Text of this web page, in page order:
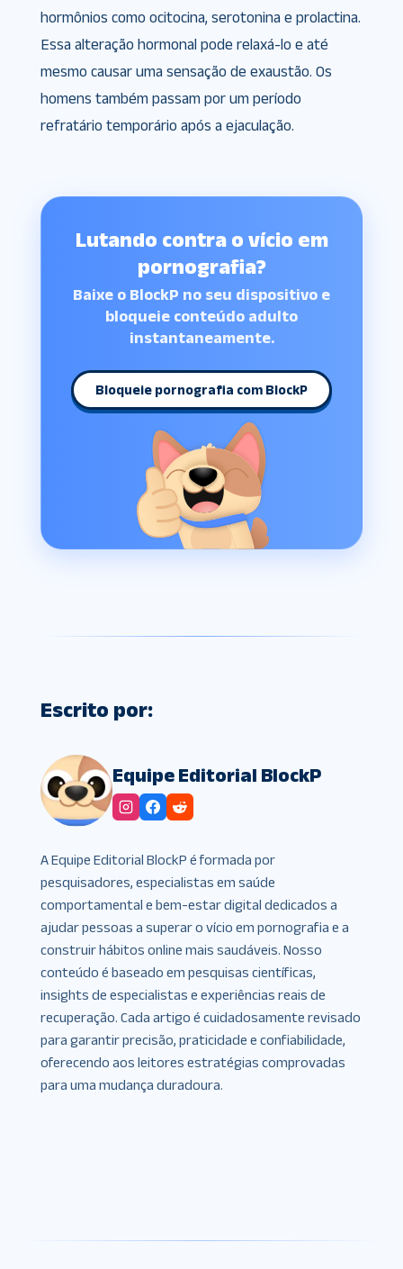
hormônios como ocitocina, serotonina e prolactina.
Essa alteração hormonal pode relaxá-lo e até
mesmo causar uma sensação de exaustão. Os
homens também passam por um período
refratário temporário após a ejaculação.
Lutando contra o vício em
pornografia?
Baixe o BlockP no seu dispositivo e
bloqueie conteúdo adulto
instantaneamente.
Bloqueie pornografia com BlockP
Escrito por:
Equipe Editorial BlockP
A Equipe Editorial BlockP é formada por
pesquisadores, especialistas em saúde
comportamental e bem-estar digital dedicados a
ajudar pessoas a superar o vício em pornografia e a
construir hábitos online mais saudáveis. Nosso
conteúdo é baseado em pesquisas científicas,
insights de especialistas e experiências reais de
recuperação. Cada artigo é cuidadosamente revisado
para garantir precisão, praticidade e confiabilidade,
oferecendo aos leitores estratégias comprovadas
para uma mudança duradoura.